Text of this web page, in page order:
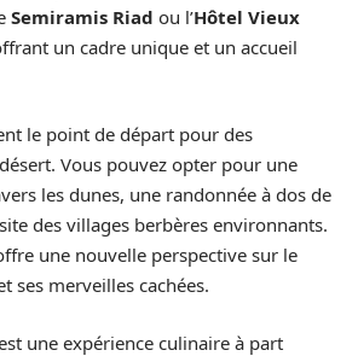
Semiramis Riad ou l’Hôtel Vieux
un cadre unique et un accueil
le point de départ pour des
Vous pouvez opter pour une
les dunes, une randonnée à dos de
des villages berbères environnants.
une nouvelle perspective sur le
ses merveilles cachées.
une expérience culinaire à part